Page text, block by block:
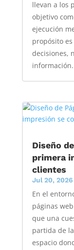
llevan a los
objetivo
ejecución
propósito
decisiones,
Diseño
primera
clientes
Jul 20, 2026
En el
páginas
que una
partida de
espacio